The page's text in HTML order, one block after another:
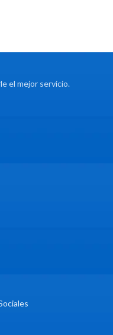
el mejor servicio.